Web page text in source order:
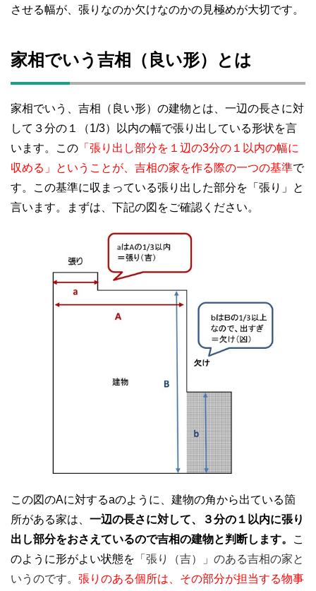
させる幅が、張りなのか欠けなのかの見極めが大切です。
家相でいう吉相（良い形）とは
家相でいう、吉相（良い形）の建物とは、一辺の長さに対
して３分の１（1/3）以内の幅で張り出している形状を言
います。この 「張り出し部分を１辺の3分の１以内の幅に
収める」ということが、吉相の家を作る際の一つの基準で
す。この基準に収まっている張り出した部分を「張り」と
言います。まずは、下記の図をご確認ください。
この図のAに対するaのように、建物の角から出ている箇
所がある家は、 一辺の長さに対して、３分の１以内に張り
出し部分をおさえているので吉相の建物と判断します。
こ
のように形がよい状態を 「張り（吉）」のある吉相の家と
いうのです。 張りのある個所は、その部分が担当する物事